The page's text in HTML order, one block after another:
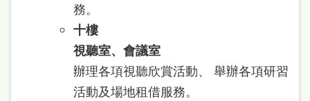
務。
十樓
視聽室、會議室
辦理各項視聽欣賞活動、 舉辦各項研習
活動及場地租借服務。